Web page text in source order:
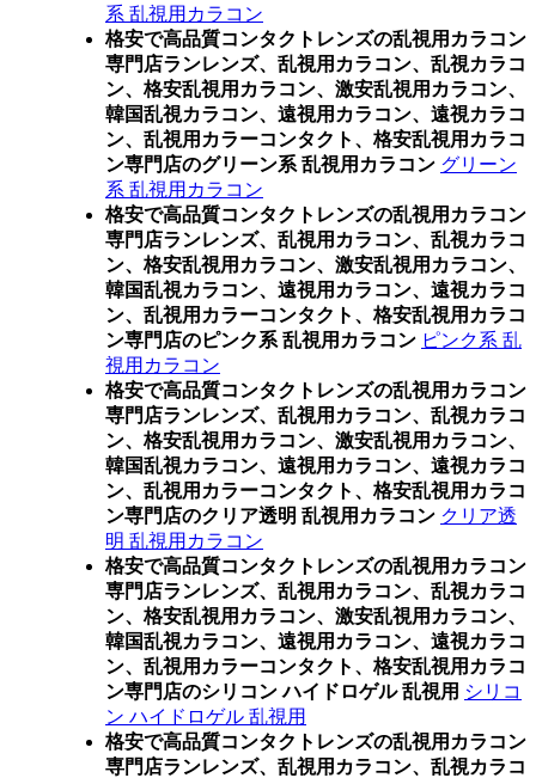
系 乱視用カラコン
格安で高品質コンタクトレンズの乱視用カラコン
専門店ランレンズ、乱視用カラコン、乱視カラコ
ン、格安乱視用カラコン、激安乱視用カラコン、
韓国乱視カラコン、遠視用カラコン、遠視カラコ
ン、乱視用カラーコンタクト、格安乱視用カラコ
ン専門店のグリーン系 乱視用カラコン グリーン
系 乱視用カラコン
格安で高品質コンタクトレンズの乱視用カラコン
専門店ランレンズ、乱視用カラコン、乱視カラコ
ン、格安乱視用カラコン、激安乱視用カラコン、
韓国乱視カラコン、遠視用カラコン、遠視カラコ
ン、乱視用カラーコンタクト、格安乱視用カラコ
ン専門店のピンク系 乱視用カラコン ピンク系 乱
視用カラコン
格安で高品質コンタクトレンズの乱視用カラコン
専門店ランレンズ、乱視用カラコン、乱視カラコ
ン、格安乱視用カラコン、激安乱視用カラコン、
韓国乱視カラコン、遠視用カラコン、遠視カラコ
ン、乱視用カラーコンタクト、格安乱視用カラコ
ン専門店のクリア透明 乱視用カラコン クリア透
明 乱視用カラコン
格安で高品質コンタクトレンズの乱視用カラコン
専門店ランレンズ、乱視用カラコン、乱視カラコ
ン、格安乱視用カラコン、激安乱視用カラコン、
韓国乱視カラコン、遠視用カラコン、遠視カラコ
ン、乱視用カラーコンタクト、格安乱視用カラコ
ン専門店のシリコン ハイドロゲル 乱視用 シリコ
ン ハイドロゲル 乱視用
格安で高品質コンタクトレンズの乱視用カラコン
専門店ランレンズ、乱視用カラコン、乱視カラコ